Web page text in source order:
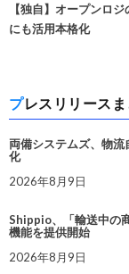
【独自】オープンロ
にも活用本格化
プレスリリース
両備システムズ、物
化
2026年8月9日
Shippio、「輸送中の
機能を提供開始
2026年8月9日